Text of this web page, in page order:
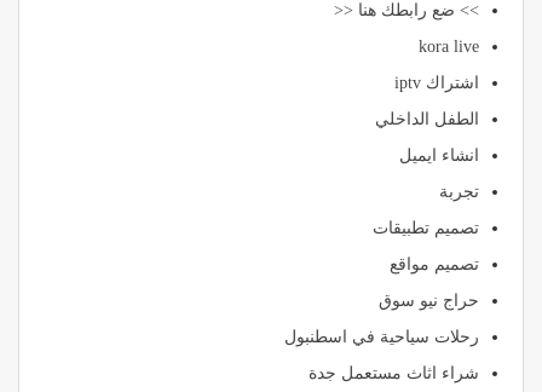
>> ضع رابطك هنا <<
kora live
اشتراك iptv
الطفل الداخلي
انشاء ايميل
تجربة
تصميم تطبيقات
تصميم مواقع
حراج نيو سوق
رحلات سياحية في اسطنبول
شراء اثاث مستعمل جدة